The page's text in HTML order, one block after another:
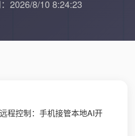
2026/8/10 8:24:23